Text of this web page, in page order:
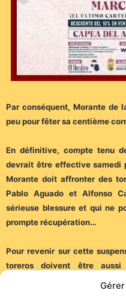
Par conséquent, Morante de
peu pour fêter sa centième
En définitive, compte tenu
devrait être effective samedi
Morante doit affronter des
Pablo Aguado et Alfonso
sérieuse blessure et qui ne
prompte récupération…
Pour revenir sur cette
toreros doivent être
particulière pour le jeune